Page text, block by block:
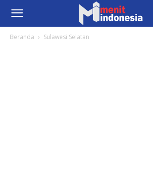
Beranda Sulawesi Selatan